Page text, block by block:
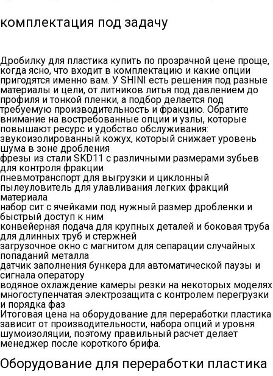
комплектация под задачу
Дробилку для пластика купить по прозрачной цене проще,
когда ясно, что входит в комплектацию и какие опции
пригодятся именно вам. У SHINI есть решения под разные
материалы и цели, от литников литья под давлением до
профиля и тонкой пленки, а подбор делается под
требуемую производительность и фракцию. Обратите
внимание на востребованные опции и узлы, которые
повышают ресурс и удобство обслуживания:
звукоизолированный кожух, который снижает уровень
шума в зоне дробления
фрезы из стали SKD11 с различными размерами зубьев
для контроля фракции
пневмотранспорт для выгрузки и циклонный
пылеуловитель для улавливания легких фракций
материала
набор сит с ячейками под нужный размер дробленки и
быстрый доступ к ним
конвейерная подача для крупных деталей и боковая труба
для длинных труб и стержней
загрузочное окно с магнитом для сепарации случайных
попаданий металла
датчик заполнения бункера для автоматической паузы и
сигнала оператору
водяное охлаждение камеры резки на некоторых моделях
многоступенчатая электрозащита с контролем перегрузки
и порядка фаз
Итоговая цена на оборудование для переработки пластика
зависит от производительности, набора опций и уровня
шумоизоляции, поэтому правильный расчет делает
менеджер после короткого брифа.
Оборудование для переработки пластика